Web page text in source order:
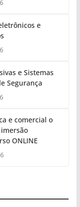
e
e Sistemas
Segurança
e comercial o
ONLINE